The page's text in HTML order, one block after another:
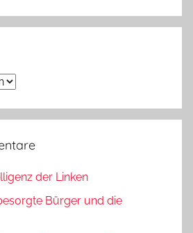
der Linken
Bürger und die